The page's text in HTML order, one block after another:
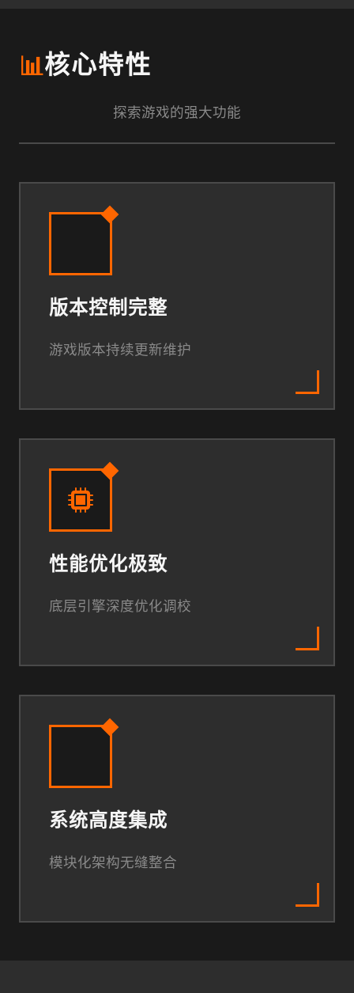
📊核心特性
探索游戏的强大功能
版本控制完整
游戏版本持续更新维护
性能优化极致
底层引擎深度优化调校
系统高度集成
模块化架构无缝整合